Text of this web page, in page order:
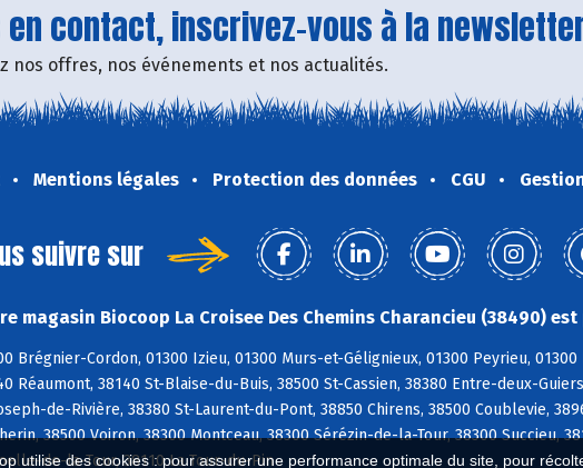
utilise des cookies : pour assurer une performance optimale du site, pour
en contact, inscrivez-vous à la
nos offres, nos événements et nos actualités.
Mentions légales Protection des données CGU
suivre sur
magasin Biocoop La Croisee Des Chemins Charancieu (38490)
Brégnier-Cordon, 01300 Izieu, 01300 Murs-et-Gélignieux, 01300 Peyrieu,
Réaumont, 38140 St-Blaise-du-Buis, 38500 St-Cassien, 38380 Entre-deux-
de-Rivière, 38380 St-Laurent-du-Pont, 38850 Chirens, 38500 Coublevie,
38500 Voiron, 38300 Montceau, 38300 Sérézin-de-la-Tour, 38300 Succieu,
de-la-Tour, 38110 La Tour-du-Pin